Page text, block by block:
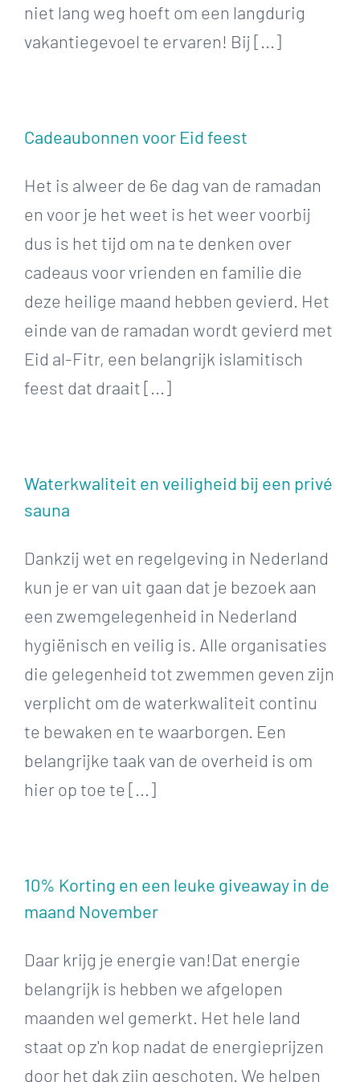
niet lang weg hoeft om een langdurig
vakantiegevoel te ervaren! Bij [...]
Cadeaubonnen voor Eid feest
Het is alweer de 6e dag van de ramadan
en voor je het weet is het weer voorbij
dus is het tijd om na te denken over
cadeaus voor vrienden en familie die
deze heilige maand hebben gevierd. Het
einde van de ramadan wordt gevierd met
Eid al-Fitr, een belangrijk islamitisch
feest dat draait [...]
Waterkwaliteit en veiligheid bij een privé
sauna
Dankzij wet en regelgeving in Nederland
kun je er van uit gaan dat je bezoek aan
een zwemgelegenheid in Nederland
hygiënisch en veilig is. Alle organisaties
die gelegenheid tot zwemmen geven zijn
verplicht om de waterkwaliteit continu
te bewaken en te waarborgen. Een
belangrijke taak van de overheid is om
hier op toe te [...]
10% Korting en een leuke giveaway in de
maand November
Daar krijg je energie van!Dat energie
belangrijk is hebben we afgelopen
maanden wel gemerkt. Het hele land
staat op z'n kop nadat de energieprijzen
door het dak zijn geschoten. We helpen